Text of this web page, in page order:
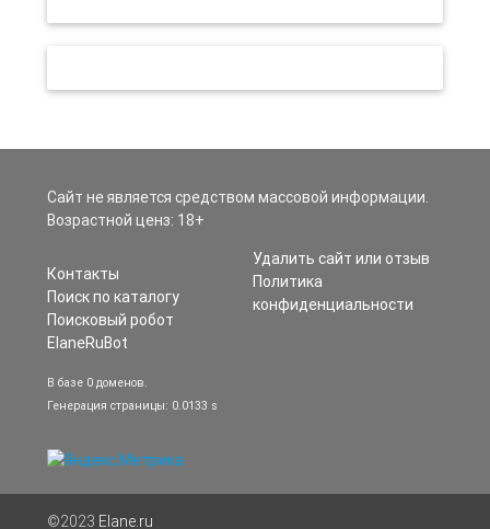
Сайт не является средством массовой информации.
Возрастной ценз: 18+
Контакты
Поиск по каталогу
Поисковый робот
ElaneRuBot
Удалить сайт или отзыв
Политика
конфиденциальности
В базе 0 доменов.
Генерация страницы: 0.0133 s
©2023 Elane.ru